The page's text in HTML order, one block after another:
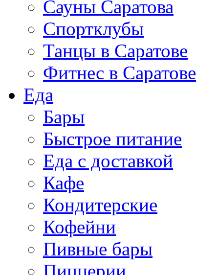
Сауны Саратова
Спортклубы
Танцы в Саратове
Фитнес в Саратове
Еда
Бары
Быстрое питание
Еда с доставкой
Кафе
Кондитерские
Кофейни
Пивные бары
Пиццерии